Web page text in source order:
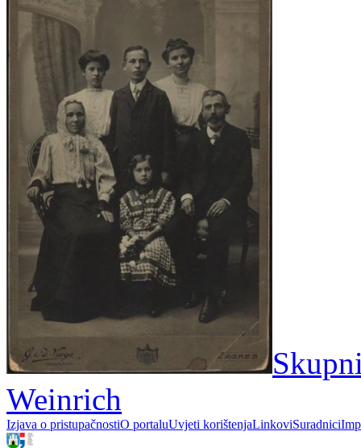
Weinrich
Izjava o pristupačnostiO portaluUvjeti korištenjaLinkoviSuradnici